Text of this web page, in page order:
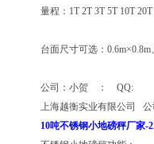
量程： 1T 2T 3T 5T 10T 20T
台面尺寸可选： 0.6m×0.8m
公司：小贺 ：
QQ:
上海越衡实业有限公司
10吨不锈钢小地磅秤厂家-